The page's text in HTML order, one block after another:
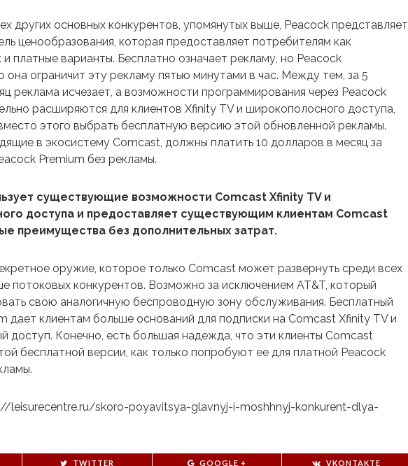
других основных конкурентов, упомянутых выше, Peacock представляет
ценообразования, которая предоставляет потребителям как
и платные варианты. Бесплатно означает рекламу, но Peacock
она ограничит эту рекламу пятью минутами в час. Между тем, за 5
реклама исчезает, а возможности программирования через Peacock
расширяются для клиентов Xfinity TV и широкополосного доступа,
этого выбрать бесплатную версию этой обновленной рекламы.
в экосистему Comcast, должны платить 10 долларов в месяц за
Premium без рекламы.
существующие возможности Comcast Xfinity TV и
доступа и предоставляет существующим клиентам Comcast
преимущества без дополнительных затрат.
оружие, которое только Comcast может развернуть среди всех
потоковых конкурентов. Возможно за исключением AT&T, который
свою аналогичную беспроводную зону обслуживания. Бесплатный
дает клиентам больше оснований для подписки на Comcast Xfinity TV и
доступ. Конечно, есть большая надежда, что эти клиенты Comcast
бесплатной версии, как только попробуют ее для платной Peacock
leisurecentre.ru/skoro-poyavitsya-glavnyj-i-moshhnyj-konkurent-dlya-
TWITTER GOOGLE + VKONTAKTE